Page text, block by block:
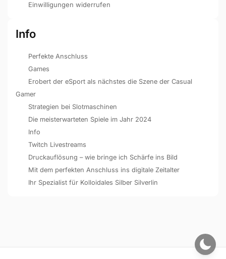
Einwilligungen widerrufen
Info
Perfekte Anschluss
Games
Erobert der eSport als nächstes die Szene der Casual
Gamer
Strategien bei Slotmaschinen
Die meisterwarteten Spiele im Jahr 2024
Info
Twitch Livestreams
Druckauflösung – wie bringe ich Schärfe ins Bild
Mit dem perfekten Anschluss ins digitale Zeitalter
Ihr Spezialist für Kolloidales Silber Silverlin